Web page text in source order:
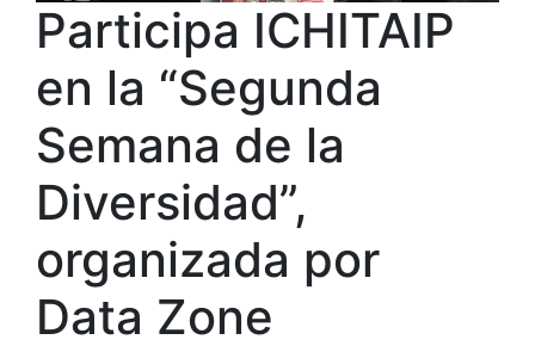
Participa ICHITAIP
en la “Segunda
Semana de la
Diversidad”,
organizada por
Data Zone